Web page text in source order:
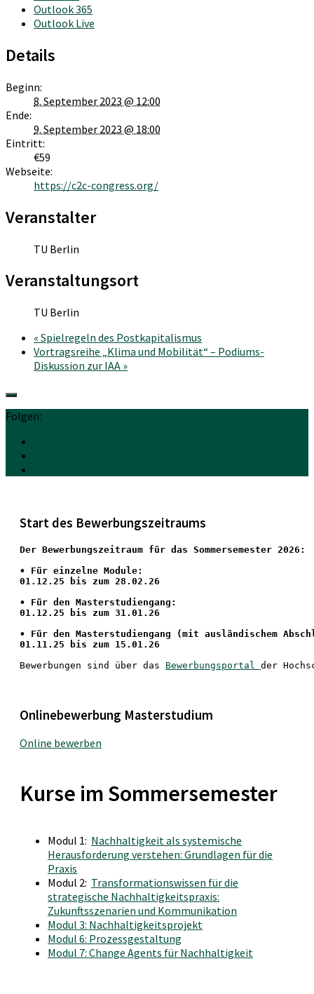
Outlook 365
Outlook Live
Details
Beginn:
8. September 2023 @ 12:00
Ende:
9. September 2023 @ 18:00
Eintritt:
€59
Webseite:
https://c2c-congress.org/
Veranstalter
TU Berlin
Veranstaltungsort
TU Berlin
« Spielregeln des Postkapitalismus
Vortragsreihe „Klima und Mobilität“ – Podiums-
Diskussion zur IAA »
Folgen:
Start des Bewerbungszeitraums
Der Bewerbungszeitraum für das Sommersemester 2026:
• Für einzelne Module:
01.12.25 bis zum 28.02.26
• Für den Masterstudiengang:
01.12.25 bis zum 31.01.26
• Für den Masterstudiengang (mit ausländischem
01.11.25 bis zum 15.01.26
Bewerbungen sind über das Bewerbungsportal der
Onlinebewerbung Masterstudium
Online bewerben
Kurse im Sommersemester
Modul 1: Nachhaltigkeit als systemische
Herausforderung verstehen: Grundlagen für die
Praxis
Modul 2: Transformationswissen für die
strategische Nachhaltigkeitspraxis:
Zukunftsszenarien und Kommunikation
Modul 3: Nachhaltigkeitsprojekt
Modul 6: Prozessgestaltung
Modul 7: Change Agents für Nachhaltigkeit